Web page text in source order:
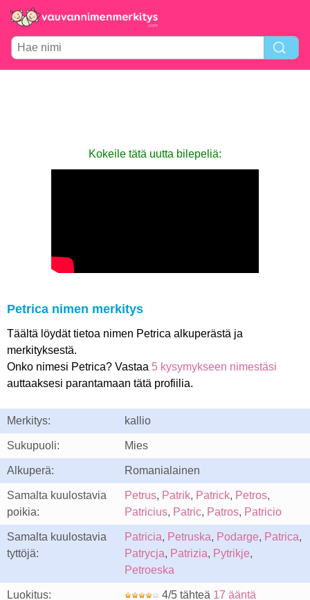
Kokeile tätä uutta bilepeliä:
Petrica nimen merkitys
Täältä löydät tietoa nimen Petrica alkuperästä ja
merkityksestä.
Onko nimesi Petrica? Vastaa 5 kysymykseen nimestäsi
auttaaksesi parantamaan tätä profiilia.
Merkitys: kallio
Sukupuoli: Mies
Alkuperä: Romanialainen
Samalta kuulostavia
poikia:
Petrus, Patrik, Patrick, Petros,
Patricius, Patric, Patros, Patricio
Samalta kuulostavia
tyttöjä:
Patricia, Petruska, Podarge, Patrica,
Patrycja, Patrizia, Pytrikje,
Petroeska
Luokitus: 4/5 tähteä 17 ääntä